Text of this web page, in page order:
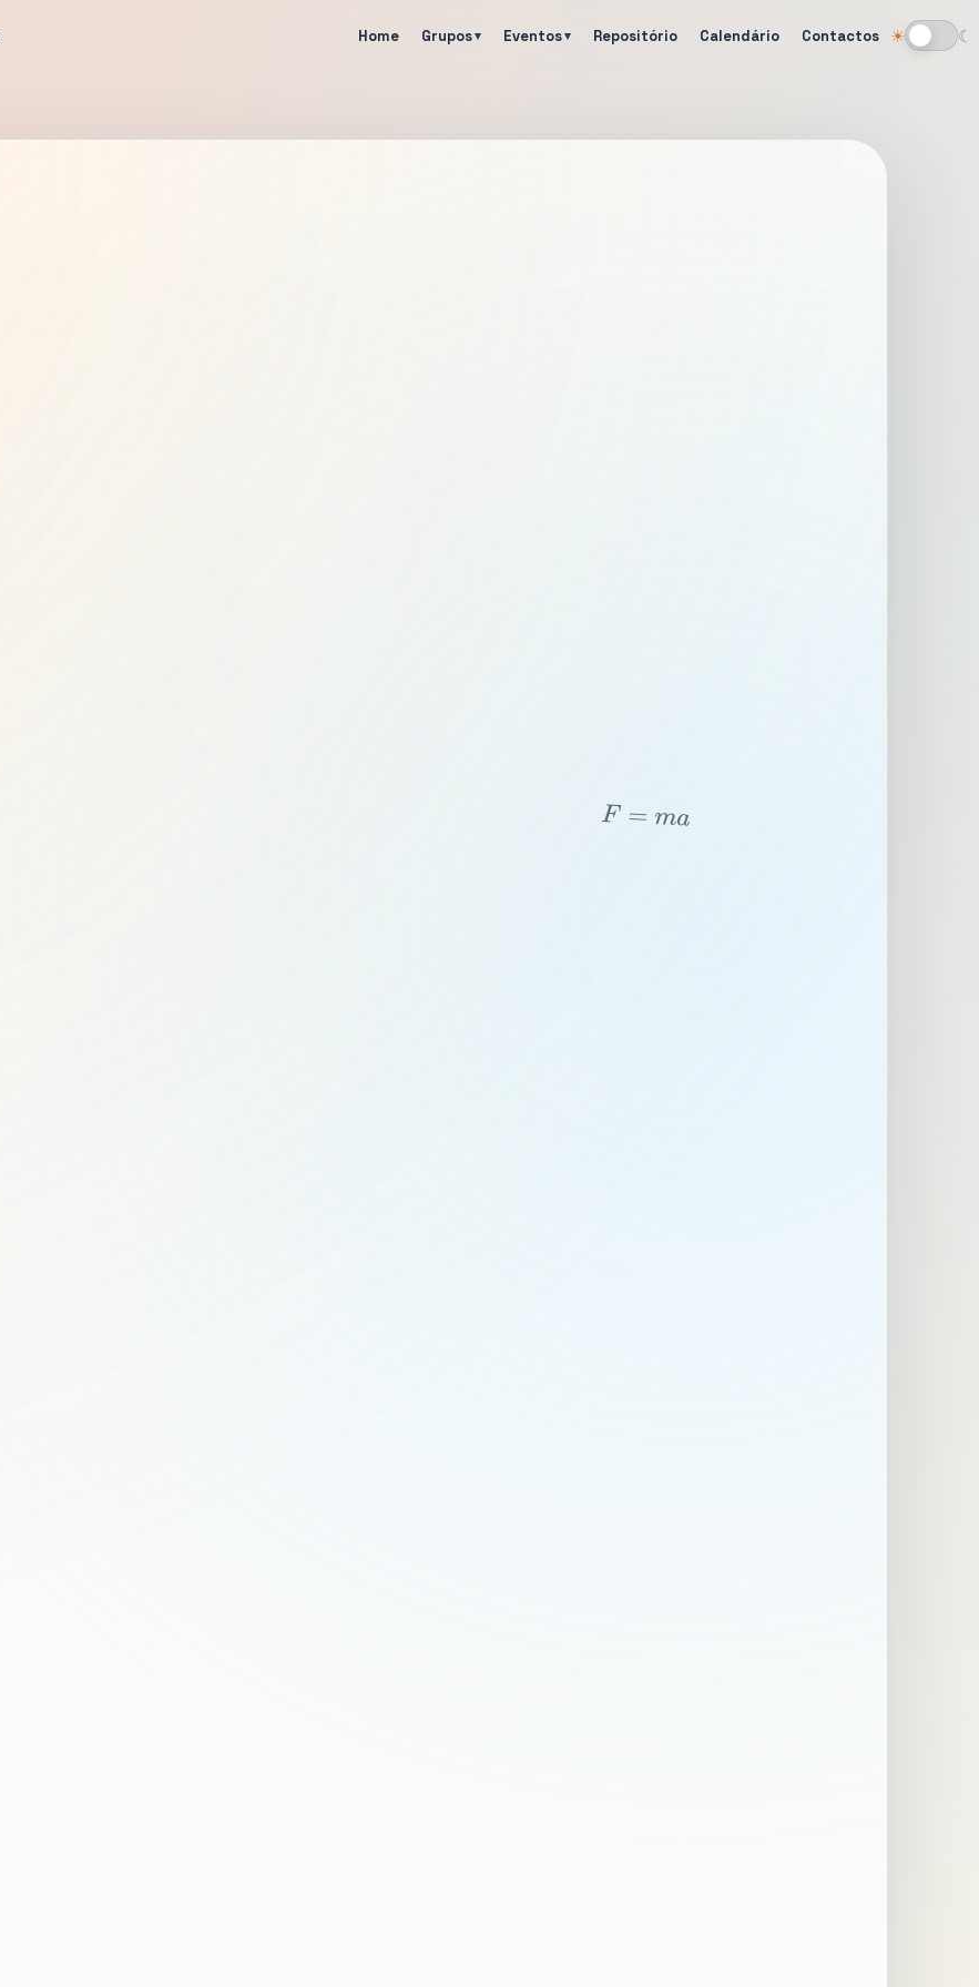
Home Grupos Eventos Repositório Calendário Contactos ☀ ☾
Alternar tema
F =ma